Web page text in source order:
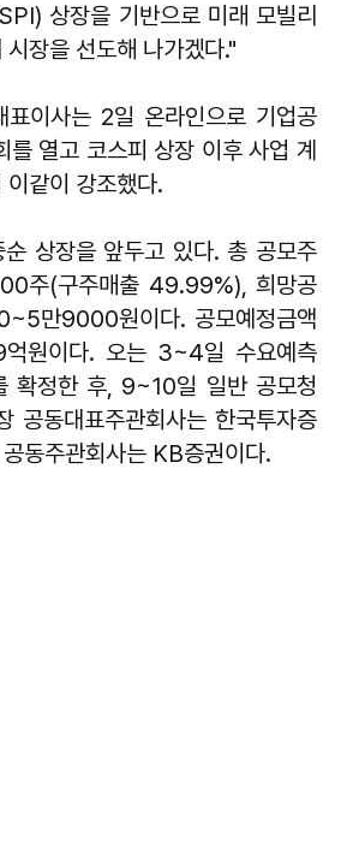
상장을 기반으로 미래 모빌리
장을 선도해 나가겠다."
표이사는 2일 온라인으로 기업공
열고 코스피 상장 이후 사업 계
같이 강조했다.
상장을 앞두고 있다. 총 공모주
주(구주매출 49.99%), 희망공
만9000원이다. 공모예정금액
원이다. 오는 3~4일 수요예측
확정한 후, 9~10일 일반 공모청
공동대표주관회사는 한국투자증
동주관회사는 KB증권이다.